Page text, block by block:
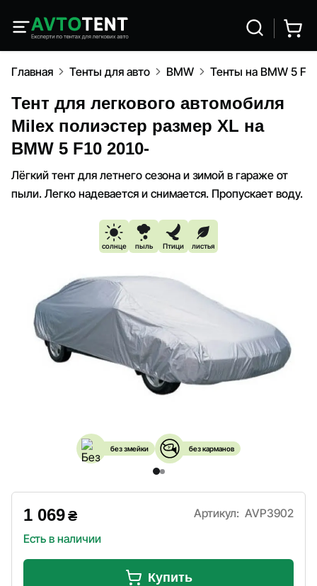
Главная Тенты для авто BMW Тенты на BMW 5
Тент для легкового автомобиля
Milex полиэстер размер XL на
BMW 5 F10 2010-
Лёгкий тент для летнего сезона и зимой в гараже от
пыли. Легко надевается и снимается. Пропускает воду.
солнце пыль Птици листья
без змейки без карманов
1 069₴
Есть в наличии
Артикул: AVP3902
Купить